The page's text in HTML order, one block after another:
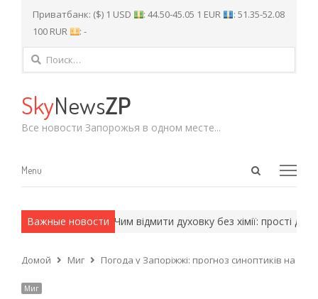
Приватбанк: ($) 1 USD : 44.50-45.05 1 EUR
: 51.35-52.08
100 RUR
: -
Найти:
SkyNewsZP
Все новости Запорожья в одном месте...
Open
Menu
Menu
Важные новости
методы. Чим відмити духовку без хімії: прості
Домой Миг Погода у Запоріжжі: прогноз синоптиків на 6–8
Миг